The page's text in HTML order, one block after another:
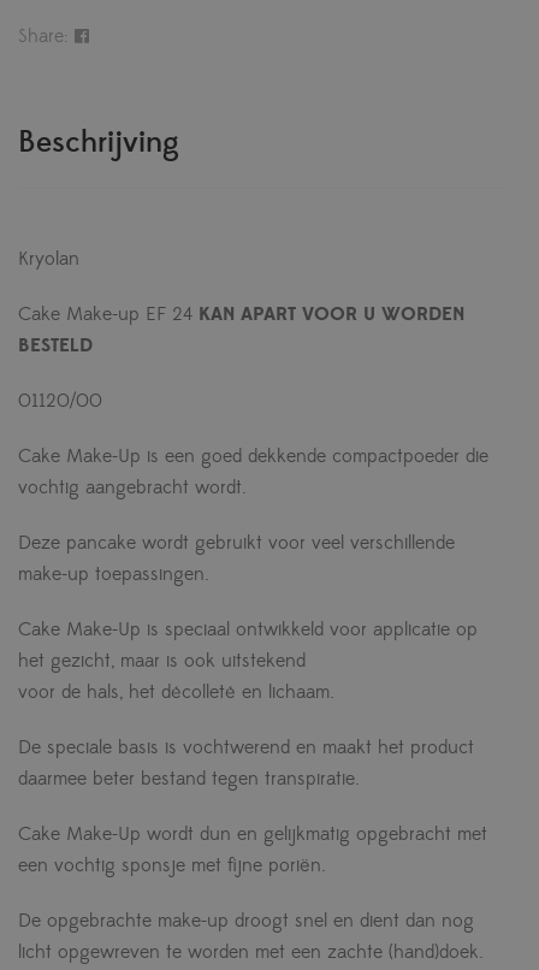
Share:
Beschrijving
Kryolan
Cake Make-up EF 24 KAN APART VOOR U WORDEN
BESTELD
01120/00
Cake Make-Up is een goed dekkende compactpoeder die
vochtig aangebracht wordt.
Deze pancake wordt gebruikt voor veel verschillende
make-up toepassingen.
Cake Make-Up is speciaal ontwikkeld voor applicatie op
het gezicht, maar is ook uitstekend
voor de hals, het décolleté en lichaam.
De speciale basis is vochtwerend en maakt het product
daarmee beter bestand tegen transpiratie.
Cake Make-Up wordt dun en gelijkmatig opgebracht met
een vochtig sponsje met fijne poriën.
De opgebrachte make-up droogt snel en dient dan nog
licht opgewreven te worden met een zachte (hand)doek.